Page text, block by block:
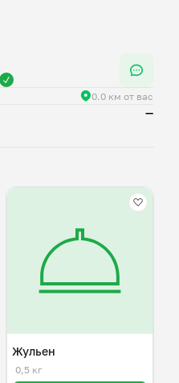
0.0 км от вас
—
Жульен
0,5 кг